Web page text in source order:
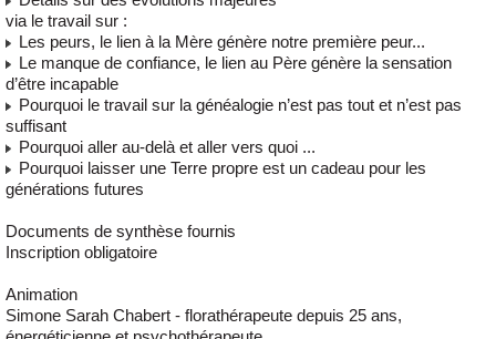
via le travail sur :
Les peurs, le lien à la Mère génère notre première peur...
Le manque de confiance, le lien au Père génère la sensation
d’être incapable
Pourquoi le travail sur la généalogie n’est pas tout et n’est pas
suffisant
Pourquoi aller au-delà et aller vers quoi ...
Pourquoi laisser une Terre propre est un cadeau pour les
générations futures
Documents de synthèse fournis
Inscription obligatoire
Animation
Simone Sarah Chabert - florathérapeute depuis 25 ans,